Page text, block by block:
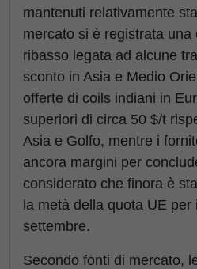
mantenuti relativamente
mercato si è registrata una
ribasso legata ad alcune
sconto in Asia e Medio
offerte di coils indiani in
superiori di circa 50 $/t
Asia e Golfo, mentre i
ancora margini per
considerato che finora è
la metà della quota UE
settembre.
Secondo fonti di mercato,